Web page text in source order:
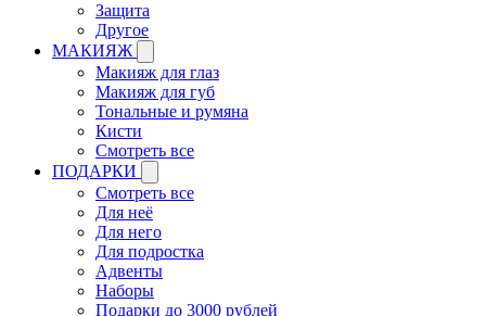
Защита
Другое
МАКИЯЖ
Макияж для глаз
Макияж для губ
Тональные и румяна
Кисти
Смотреть все
ПОДАРКИ
Смотреть все
Для неё
Для него
Для подростка
Адвенты
Наборы
Подарки до 3000 рублей